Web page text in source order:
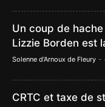
Un coup de
Lizzie Borden est
Solenne d'Arnoux de Fleury -
CRTC et taxe de